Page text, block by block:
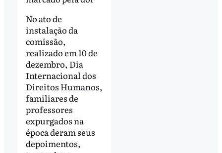
No ato de
instalação da
comissão,
realizado em 10 de
dezembro, Dia
Internacional dos
Direitos Humanos,
familiares de
professores
expurgados na
época deram seus
depoimentos,